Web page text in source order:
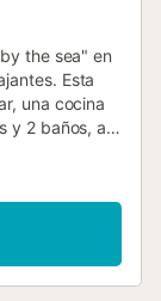
the sea" en
Esta
una cocina
y 2 baños, así
Los
tiene a su